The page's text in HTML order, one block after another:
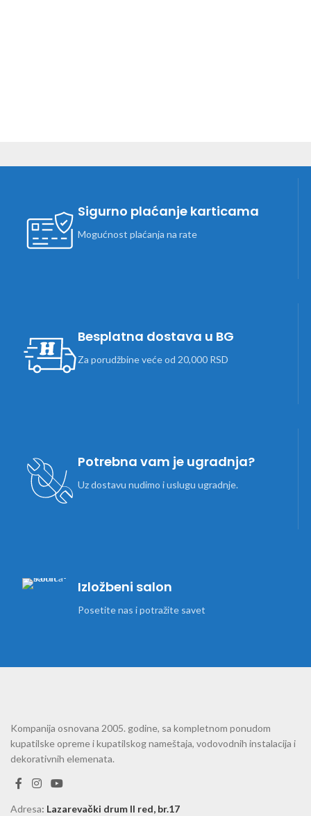
Sigurno plaćanje karticama
Mogućnost plaćanja na rate
Besplatna dostava u BG
Za porudžbine veće od 20,000 RSD
Potrebna vam je ugradnja?
Uz dostavu nudimo i uslugu ugradnje.
Izložbeni salon
Posetite nas i potražite savet
Kompanija osnovana 2005. godine, sa kompletnom ponudom
kupatilske opreme i kupatilskog nameštaja, vodovodnih instalacija i
dekorativnih elemenata.
Adresa: Lazarevački drum II red, br.17